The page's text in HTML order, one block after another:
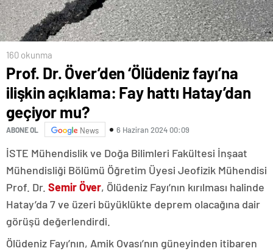
160 okunma
Prof. Dr. Över’den ‘Ölüdeniz fayı’na
ilişkin açıklama: Fay hattı Hatay’dan
geçiyor mu?
ABONE OL News 6 Haziran 2024 00:09
İSTE Mühendislik ve Doğa Bilimleri Fakültesi İnşaat
Mühendisliği Bölümü Öğretim Üyesi Jeofizik Mühendisi
Prof. Dr. Semir Över, Ölüdeniz Fayı’nın kırılması halinde
Hatay’da 7 ve üzeri büyüklükte deprem olacağına dair
görüşü değerlendirdi.
Ölüdeniz Fayı’nın, Amik Ovası’nın güneyinden itibaren